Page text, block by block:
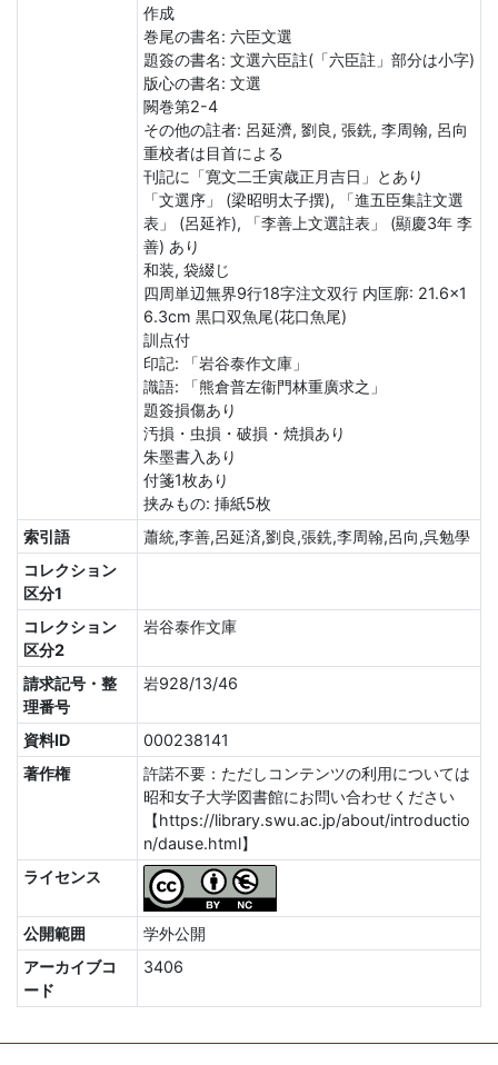
作成
巻尾の書名: 六臣文選
題簽の書名: 文選六臣註(「六臣註」部分は小字)
版心の書名: 文選
闕巻第2-4
その他の註者: 呂延濟, 劉良, 張銑, 李周翰, 呂向
重校者は目首による
刊記に「寛文二壬寅歳正月吉日」とあり
「文選序」 (梁昭明太子撰), 「進五臣集註文選
表」 (呂延祚), 「李善上文選註表」 (顯慶3年 李
善) あり
和装, 袋綴じ
四周単辺無界9行18字注文双行 内匡廓: 21.6×1
6.3cm 黒口双魚尾(花口魚尾)
訓点付
印記: 「岩谷泰作文庫」
識語: 「熊倉普左衞門林重廣求之」
題簽損傷あり
汚損・虫損・破損・焼損あり
朱墨書入あり
付箋1枚あり
挟みもの: 挿紙5枚
索引語
蕭統,李善,呂延済,劉良,張銑,李周翰,呂向,呉勉學
コレクション
区分1
コレクション
区分2
岩谷泰作文庫
請求記号・整
理番号
岩928/13/46
資料ID
000238141
著作権
許諾不要：ただしコンテンツの利用については
昭和女子大学図書館にお問い合わせください
【https://library.swu.ac.jp/about/introductio
n/dause.html】
ライセンス
公開範囲
学外公開
アーカイブコ
ード
3406